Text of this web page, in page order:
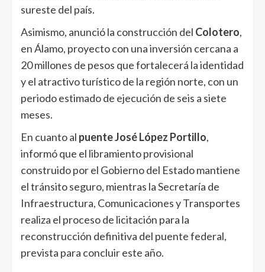
sureste del país.
Asimismo, anunció la construcción del Colotero,
en Álamo, proyecto con una inversión cercana a
20 millones de pesos que fortalecerá la identidad
y el atractivo turístico de la región norte, con un
periodo estimado de ejecución de seis a siete
meses.
En cuanto al puente José López Portillo,
informó que el libramiento provisional
construido por el Gobierno del Estado mantiene
el tránsito seguro, mientras la Secretaría de
Infraestructura, Comunicaciones y Transportes
realiza el proceso de licitación para la
reconstrucción definitiva del puente federal,
prevista para concluir este año.